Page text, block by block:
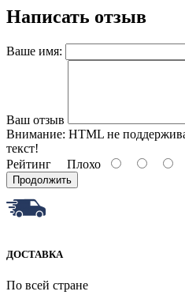
Написать отзыв
Ваше имя:
Ваш отзыв
Внимание: HTML не
текст!
Рейтинг Плохо
Продолжить
ДОСТАВКА
По всей стране